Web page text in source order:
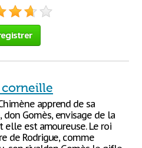
corneille
apprend de sa
Gomès, envisage de la
elle est amoureuse. Le roi
de Rodrigue, comme